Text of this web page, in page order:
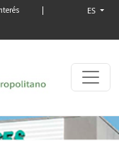
ES